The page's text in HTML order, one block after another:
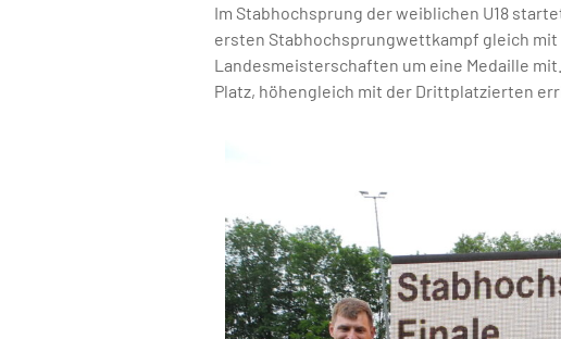
Im Stabhochsprung der weiblichen U18
ersten Stabhochsprungwettkampf gleich mit
Landesmeisterschaften um eine Medaille
Platz, höhengleich mit der Drittplatzierten